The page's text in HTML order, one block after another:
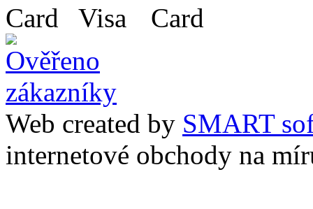
Web created by SMART
internetové obchody na